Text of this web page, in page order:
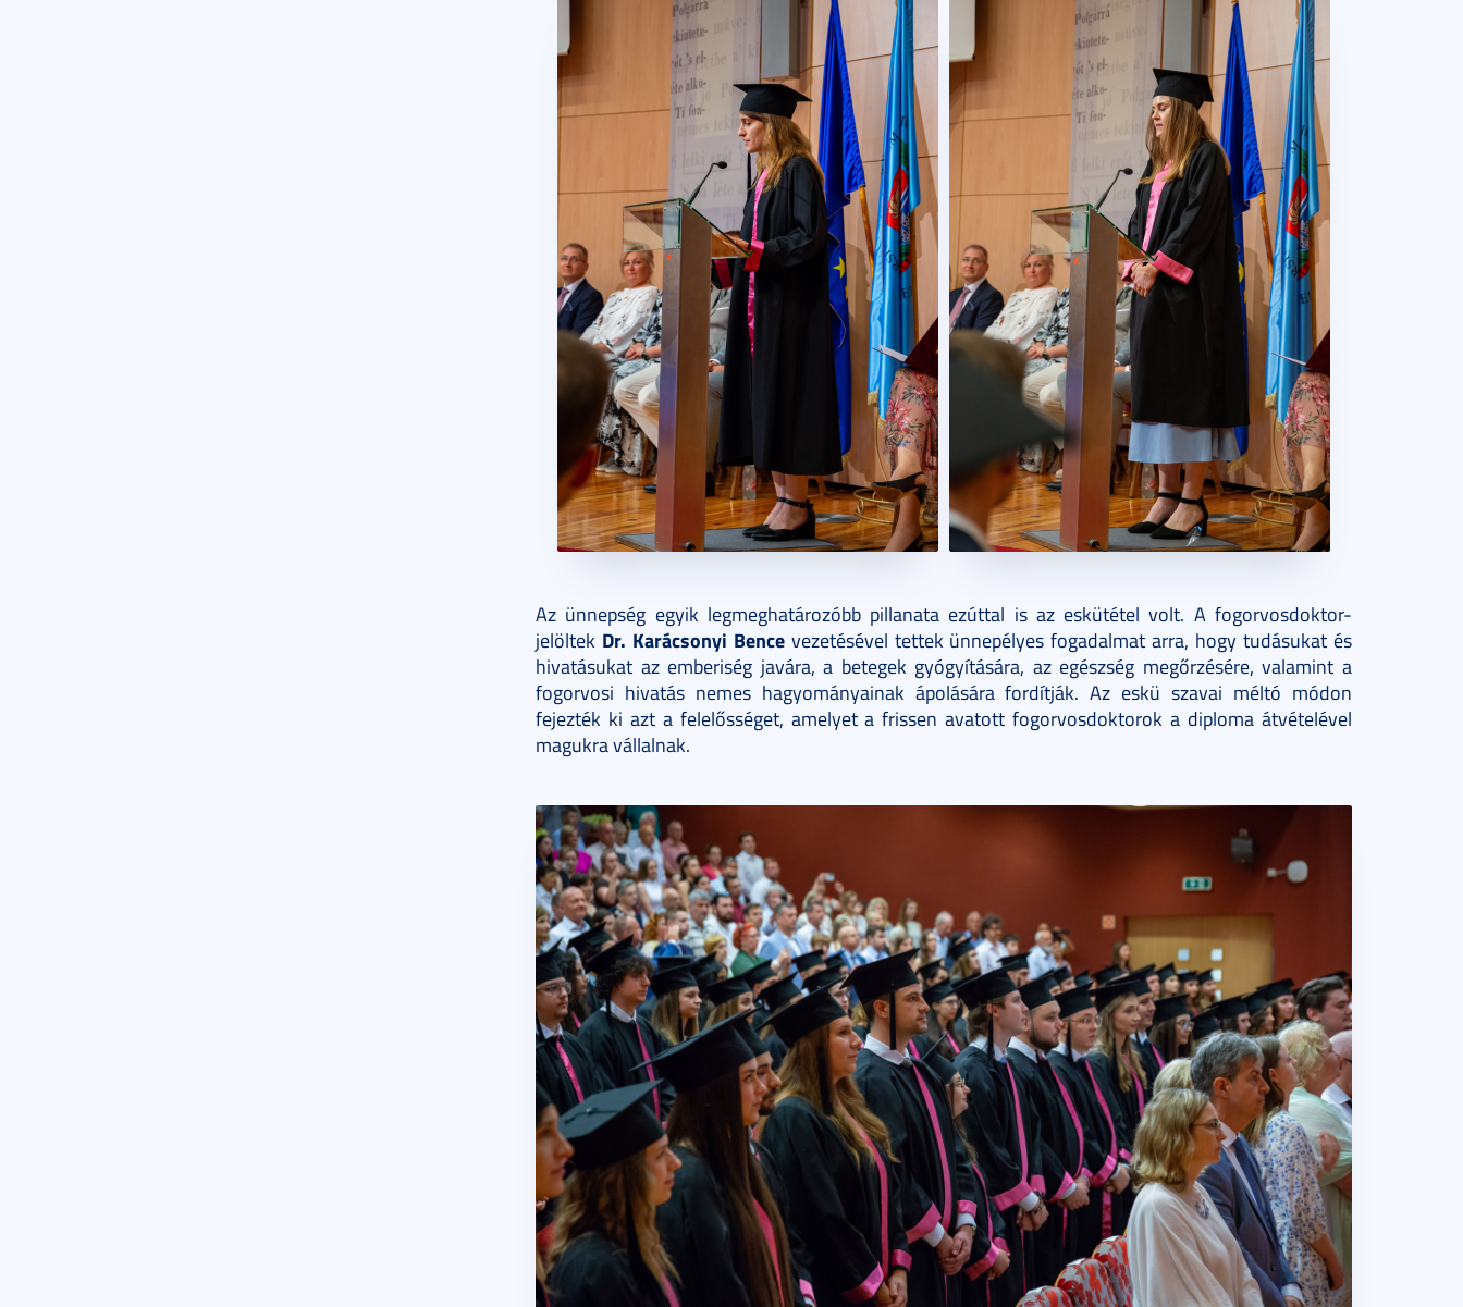
Az ünnepség egyik legmeghatározóbb pillanata ezúttal is az eskütétel volt. A fogorvosdoktor-
jelöltek Dr. Karácsonyi Bencevezetésével tettek ünnepélyes fogadalmat arra, hogy tudásukat és
hivatásukat az emberiség javára, a betegek gyógyítására, az egészség megőrzésére, valamint a
fogorvosi hivatás nemes hagyományainak ápolására fordítják. Az eskü szavai méltó módon
fejezték ki azt a felelősséget, amelyet a frissen avatott fogorvosdoktorok a diploma átvételével
magukra vállalnak.